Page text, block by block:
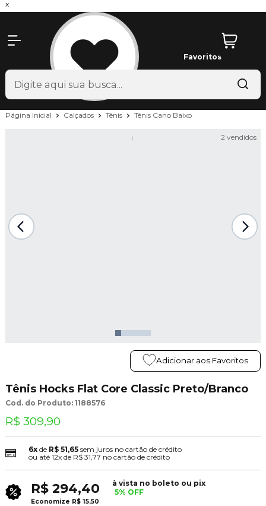
x
Favoritos
Página Inicial Calçados Tênis Tênis Cano Baixo
2 vendidos
Adicionar aos Favoritos
Tênis Hocks Flat Core Classic Preto/Branco
Cod. do Produto: 1188576
R$ 309,90
6xde R$ 51,65 sem juros no cartão de crédito
ou até 12xde R$ 31,77 no cartão de crédito
R$ 294,40
à vista no boleto ou pix
5% OFF
Economize R$ 15,50